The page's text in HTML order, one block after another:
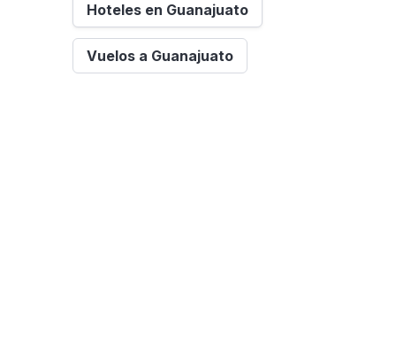
Hoteles en Guanajuato
Vuelos a Guanajuato